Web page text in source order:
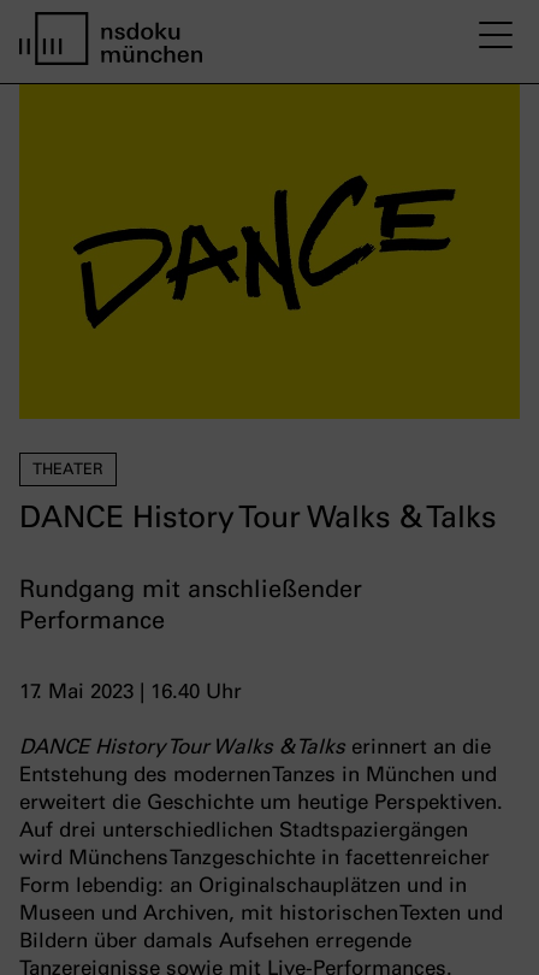
THEATER
DANCE History Tour Walks & Talks
Rundgang mit anschließender
Performance
17. Mai 2023 | 16.40 Uhr
DANCE History Tour Walks & Talks erinnert an die
Entstehung des modernen Tanzes in München und
erweitert die Geschichte um heutige Perspektiven.
Auf drei unterschiedlichen Stadtspaziergängen
wird Münchens Tanzgeschichte in facettenreicher
Form lebendig: an Originalschauplätzen und in
Museen und Archiven, mit historischen Texten und
Bildern über damals Aufsehen erregende
Tanzereignisse sowie mit Live-Performances.